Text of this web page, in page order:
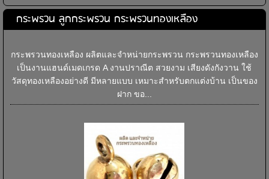
กระพรวน ลูกกระพรวน กระพรวนทองเหลือง
กระพรวนทองเหลือง ผลิตและจำหน่ายกระพรวน กระพรวนทองเหลือง
เป็นงานแฮนด์เมดเกรด A งานปราณีต สวยงาม เสียงดังกังวาน ใช้
วัสดุทองเหลืองอย่างดี มีหลายแบบ เหมาะสำหรับตกแต่งบ้าน เป็นของ
ฝาก ขอ...